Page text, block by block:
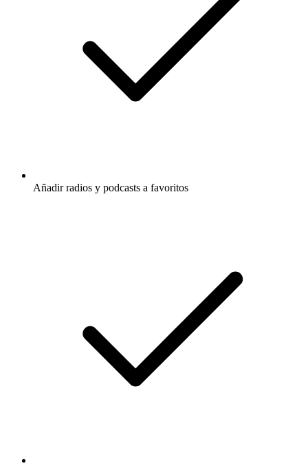
Añadir radios y podcasts a favoritos